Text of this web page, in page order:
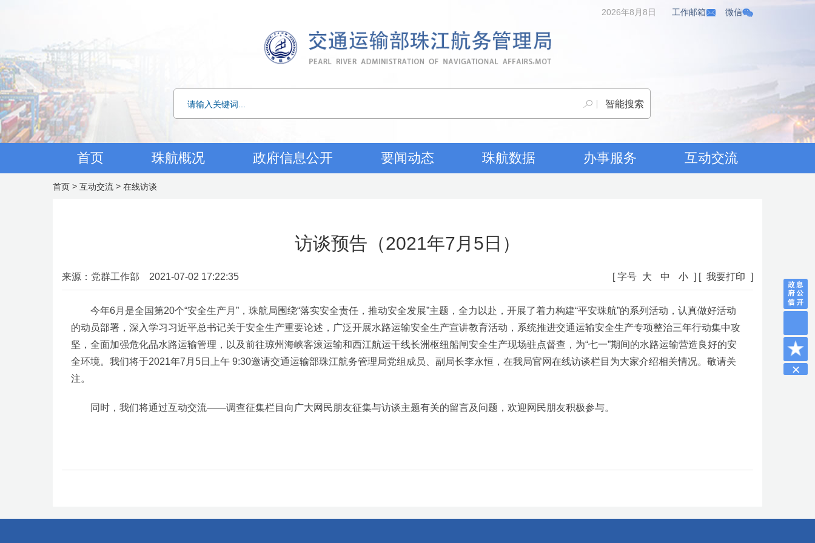
2026年8月8日 工作邮箱 微信
首页 珠航概况 政府信息公开 要闻动态 珠航数据 办事服务 互动交流
首页 > 互动交流 > 在线访谈
访谈预告（2021年7月5日）
来源：党群工作部 2021-07-02 17:22:35 [ 字号 大 中 小 ] [ 我要打印 ]
今年6月是全国第20个“安全生产月”，珠航局围绕“落实安全责任，推动安全发展”主题，全力以赴，开展了着力构建“平安珠航”的系列活动，认真做好活动
的动员部署，深入学习习近平总书记关于安全生产重要论述，广泛开展水路运输安全生产宣讲教育活动，系统推进交通运输安全生产专项整治三年行动集中攻
坚，全面加强危化品水路运输管理，以及前往琼州海峡客滚运输和西江航运干线长洲枢纽船闸安全生产现场驻点督查，为“七一”期间的水路运输营造良好的安
全环境。我们将于2021年7月5日上午 9:30邀请交通运输部珠江航务管理局党组成员、副局长李永恒，在我局官网在线访谈栏目为大家介绍相关情况。敬请关
注。
同时，我们将通过互动交流——调查征集栏目向广大网民朋友征集与访谈主题有关的留言及问题，欢迎网民朋友积极参与。